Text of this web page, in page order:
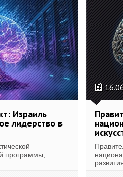
Израиль
лидерство в
программы,